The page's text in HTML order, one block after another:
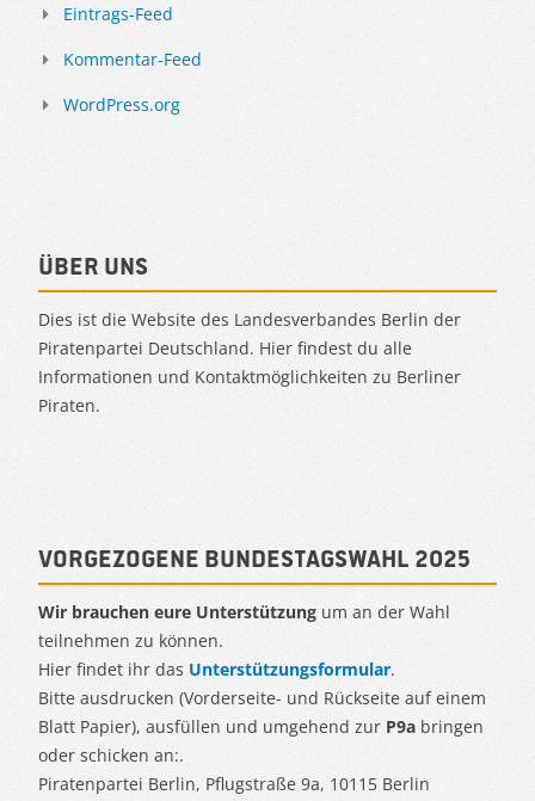
Eintrags-Feed
Kommentar-Feed
WordPress.org
Über uns
Dies ist die Website des Landesverbandes Berlin der
Piratenpartei Deutschland. Hier findest du alle
Informationen und Kontaktmöglichkeiten zu Berliner
Piraten.
Vorgezogene Bundestagswahl 2025
Wir brauchen eure Unterstützung um an der Wahl
teilnehmen zu können.
Hier findet ihr das Unterstützungsformular.
Bitte ausdrucken (Vorderseite- und Rückseite auf einem
Blatt Papier), ausfüllen und umgehend zur P9a bringen
oder schicken an:.
Piratenpartei Berlin, Pflugstraße 9a, 10115 Berlin